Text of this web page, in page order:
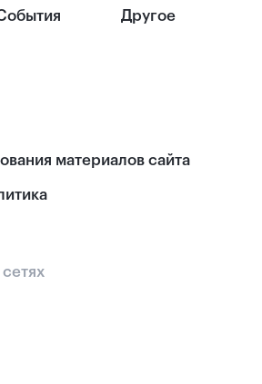
Другое
материалов сайта